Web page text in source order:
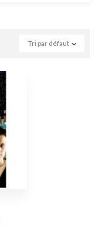
Tri par défaut